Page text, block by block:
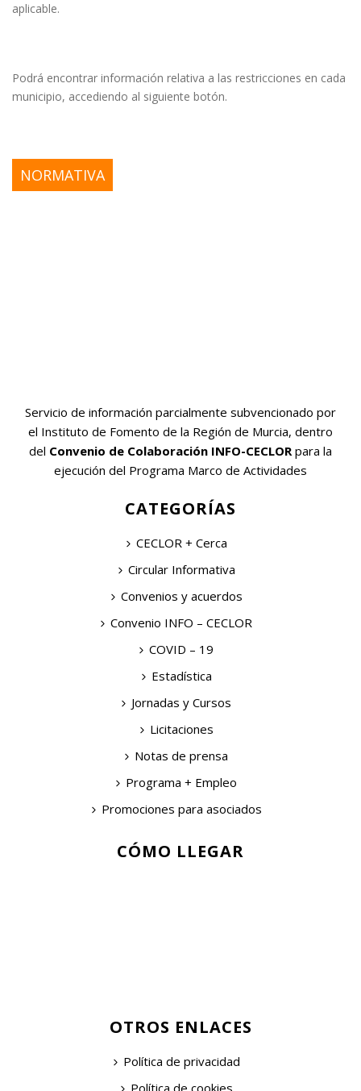
aplicable.
Podrá encontrar información relativa a las restricciones en cada
municipio, accediendo al siguiente botón.
NORMATIVA
Servicio de información parcialmente subvencionado por
el Instituto de Fomento de la Región de Murcia, dentro
del Convenio de Colaboración INFO-CECLOR para la
ejecución del Programa Marco de Actividades
CATEGORÍAS
CECLOR + Cerca
Circular Informativa
Convenios y acuerdos
Convenio INFO – CECLOR
COVID – 19
Estadística
Jornadas y Cursos
Licitaciones
Notas de prensa
Programa + Empleo
Promociones para asociados
CÓMO LLEGAR
OTROS ENLACES
Política de privacidad
Política de cookies